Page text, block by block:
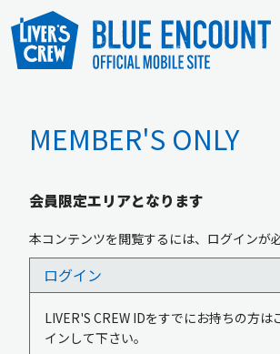
MEMBER'S ONLY
会員限定エリアとなります
本コンテンツを閲覧するには、ログインが
ログイン
LIVER'S CREW IDをすでにお持ちの方は
インして下さい。